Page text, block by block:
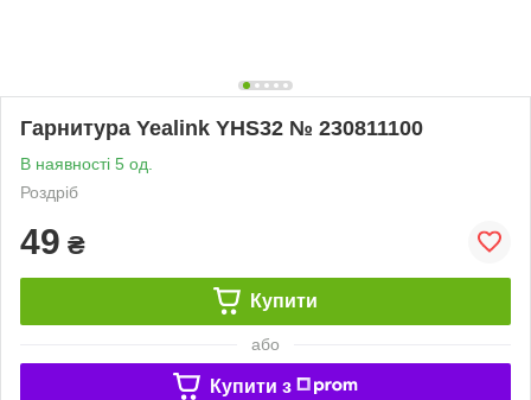
Гарнитура Yealink YHS32 № 230811100
В наявності 5 од.
Роздріб
49 ₴
Купити
або
Купити з